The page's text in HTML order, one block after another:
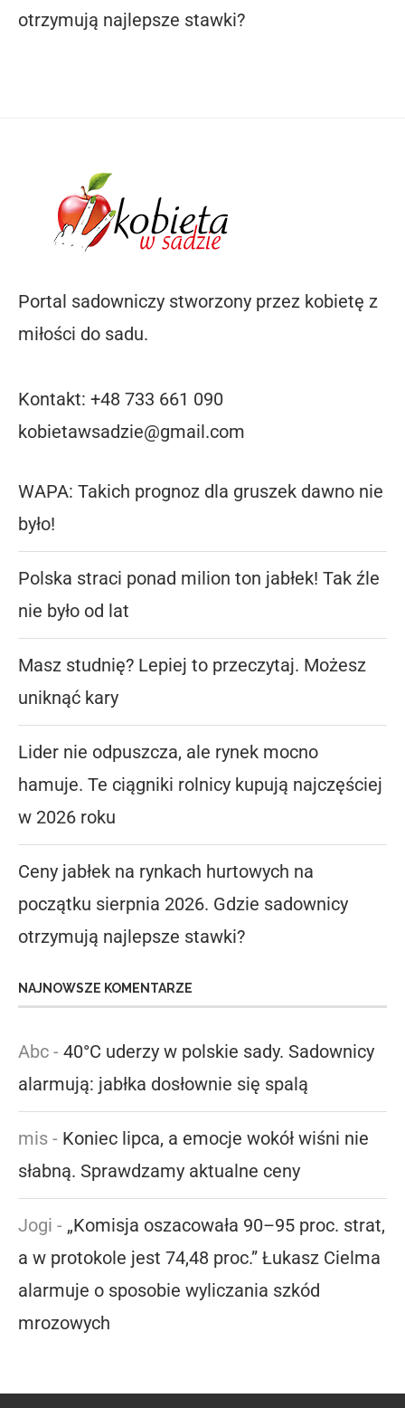
otrzymują najlepsze stawki?
Portal sadowniczy stworzony przez kobietę z
miłości do sadu.
Kontakt: +48 733 661 090
kobietawsadzie@gmail.com
WAPA: Takich prognoz dla gruszek dawno nie
było!
Polska straci ponad milion ton jabłek! Tak źle
nie było od lat
Masz studnię? Lepiej to przeczytaj. Możesz
uniknąć kary
Lider nie odpuszcza, ale rynek mocno
hamuje. Te ciągniki rolnicy kupują najczęściej
w 2026 roku
Ceny jabłek na rynkach hurtowych na
początku sierpnia 2026. Gdzie sadownicy
otrzymują najlepsze stawki?
NAJNOWSZE KOMENTARZE
Abc - 40°C uderzy w polskie sady. Sadownicy
alarmują: jabłka dosłownie się spalą
mis - Koniec lipca, a emocje wokół wiśni nie
słabną. Sprawdzamy aktualne ceny
Jogi - „Komisja oszacowała 90–95 proc. strat,
a w protokole jest 74,48 proc.” Łukasz Cielma
alarmuje o sposobie wyliczania szkód
mrozowych